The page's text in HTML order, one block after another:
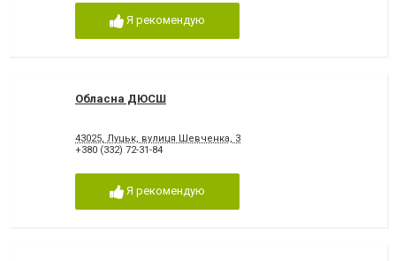
Я рекомендую
Обласна ДЮСШ
43025, Луцьк, вулиця Шевченка, 3
+380 (332) 72-31-84
Я рекомендую